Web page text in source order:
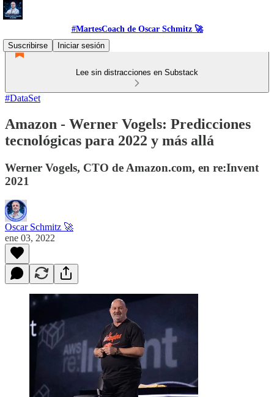
#MartesCoach de Oscar Schmitz 🚀
Suscribirse
Iniciar sesión
Lee sin distracciones en Substack
#DataSet
Amazon - Werner Vogels: Predicciones
tecnológicas para 2022 y más allá
Werner Vogels, CTO de Amazon.com, en re:Invent
2021
Oscar Schmitz 🚀
ene 03, 2022